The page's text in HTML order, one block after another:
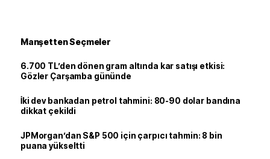
Manşetten Seçmeler
6.700 TL’den dönen gram altında kar satışı etkisi:
Gözler Çarşamba gününde
İki dev bankadan petrol tahmini: 80-90 dolar bandına
dikkat çekildi
JPMorgan’dan S&P 500 için çarpıcı tahmin: 8 bin
puana yükseltti